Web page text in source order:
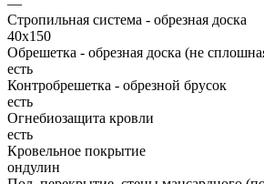
—
Стропильная система - обрезная доска
40х150
Обрешетка - обрезная доска (не
есть
Контробрешетка - обрезной брусок
есть
Огнебиозащита кровли
есть
Кровельное покрытие
ондулин